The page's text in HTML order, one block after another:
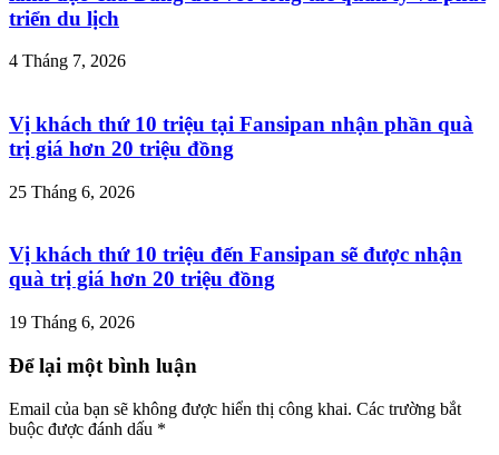
triển du lịch
4 Tháng 7, 2026
Vị khách thứ 10 triệu tại Fansipan nhận phần quà
trị giá hơn 20 triệu đồng
25 Tháng 6, 2026
Vị khách thứ 10 triệu đến Fansipan sẽ được nhận
quà trị giá hơn 20 triệu đồng
19 Tháng 6, 2026
Để lại một bình luận
Email của bạn sẽ không được hiển thị công khai. Các trường bắt
buộc được đánh dấu *